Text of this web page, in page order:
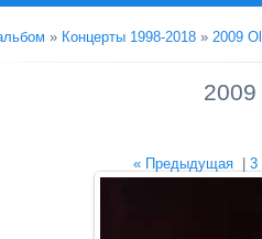
» Концерты 1998-2018 » 2009
« Предыдущая| 3